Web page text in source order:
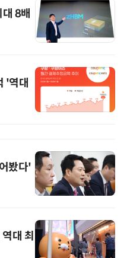
8배
'역대
봤다'
대 최